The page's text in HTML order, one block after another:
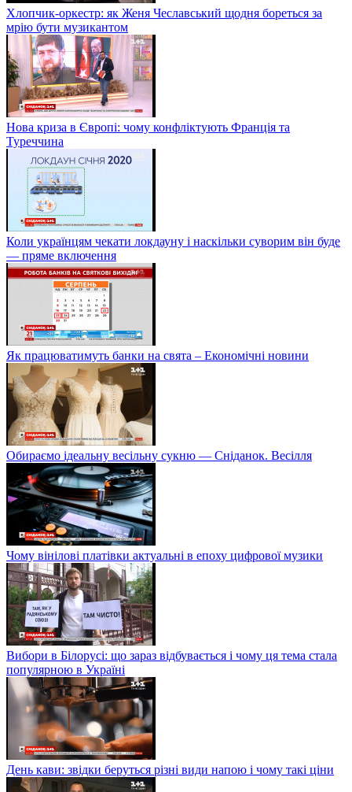
Хлопчик-оркестр: як Женя Чеславський щодня бореться за
мрію бути музикантом
Нова криза в Європі: чому конфліктують Франція та
Туреччина
Коли українцям чекати локдауну і наскільки суворим він буде
— пряме включення
Як працюватимуть банки на свята – Економічні новини
Обираємо ідеальну весільну сукню — Сніданок. Весілля
Чому вінілові платівки актуальні в епоху цифрової музики
Вибори в Білорусі: що зараз відбувається і чому ця тема стала
популярною в Україні
День кави: звідки беруться різні види напою і чому такі ціни